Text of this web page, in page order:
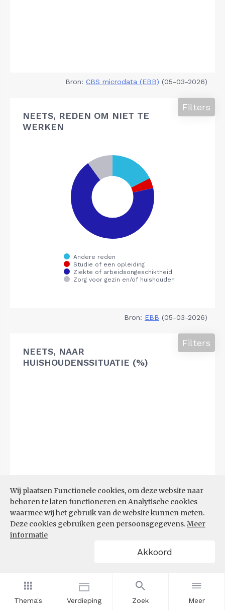
Thema's Verdieping Zoek Meer
Wij plaatsen Functionele cookies, om deze website naar
behoren te laten functioneren en Analytische cookies
waarmee wij het gebruik van de website kunnen meten.
Deze cookies gebruiken geen persoonsgegevens.Meer
informatie
Akkoord
Bron: CBS microdata (EBB) (05-03-2026)
NEETS, REDEN OM NIET TE
WERKEN
Filters
Bron: EBB (05-03-2026)
NEETS, NAAR
HUISHOUDENSSITUATIE (%)
Filters
CBS microdata (EBB)(09-03-2026)
AANDEEL NEETS NAAR REGIO
(%)